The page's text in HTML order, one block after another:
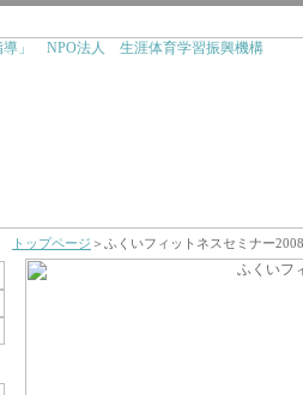
トップページ ＞ふくいフィットネスセミナー2008